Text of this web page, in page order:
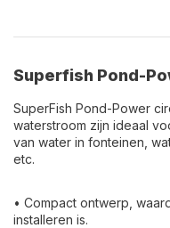
Superfish Pond-
SuperFish Pond-Power
waterstroom zijn ideaal
van water in fonteinen,
etc.
• Compact ontwerp,
installeren is.